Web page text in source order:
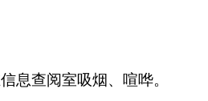
息查阅室吸烟、喧哗。